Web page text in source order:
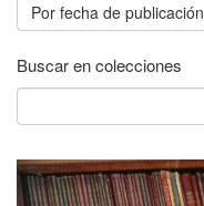
Por fecha de publicación
Buscar en colecciones